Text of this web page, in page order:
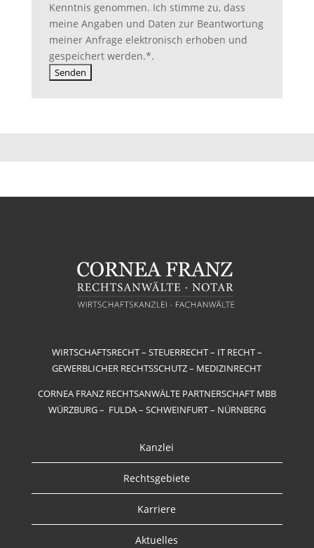
s
F
e
l
d
Kenntnis genommen. Ich stimme zu, dass
meine Angaben und Daten zur Beantwortung
meiner Anfrage elektronisch erhoben und
gespeichert werden.*.
WIRTSCHAFTSRECHT – STEUERRECHT – IT RECHT –
GEWERBLICHER RECHTSSCHUTZ – MEDIZINRECHT
CORNEA FRANZ RECHTSANWÄLTE PARTNERSCHAFT MBB
WÜRZBURG – FULDA – SCHWEINFURT – NÜRNBERG
Kanzlei
Rechtsgebiete
Karriere
Aktuelles